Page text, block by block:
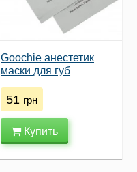
Goochie анестетик
маски для губ
51 грн
Купить